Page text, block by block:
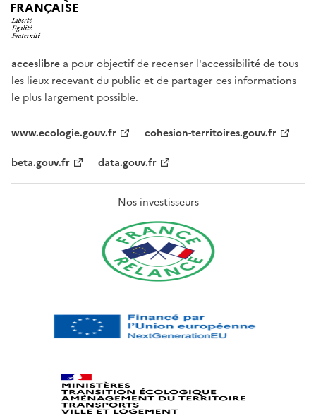
FRANÇAISE
acceslibre a pour objectif de recenser l'accessibilité de tous
les lieux recevant du public et de partager ces informations
le plus largement possible.
www.ecologie.gouv.fr
cohesion-territoires.gouv.fr
beta.gouv.fr
data.gouv.fr
Nos investisseurs